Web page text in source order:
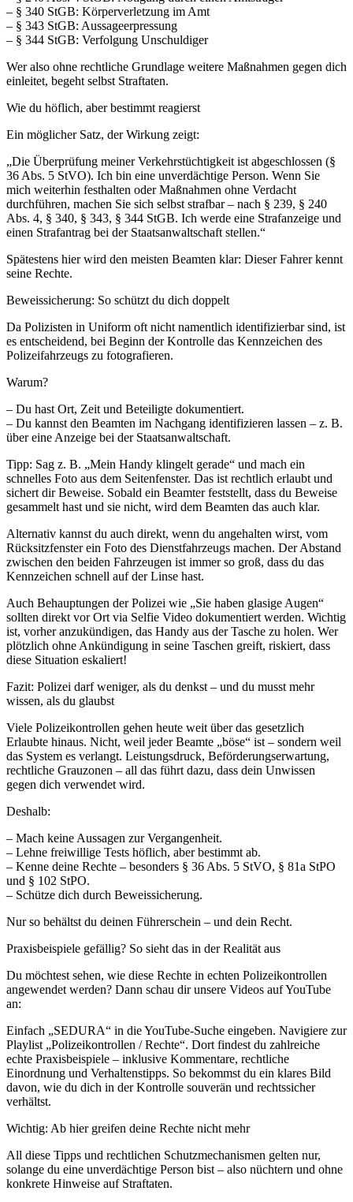
– § 340 StGB: Körperverletzung im Amt
– § 343 StGB: Aussageerpressung
– § 344 StGB: Verfolgung Unschuldiger
Wer also ohne rechtliche Grundlage weitere Maßnahmen gegen dich
einleitet, begeht selbst Straftaten.
Wie du höflich, aber bestimmt reagierst
Ein möglicher Satz, der Wirkung zeigt:
„Die Überprüfung meiner Verkehrstüchtigkeit ist abgeschlossen (§
36 Abs. 5 StVO). Ich bin eine unverdächtige Person. Wenn Sie
mich weiterhin festhalten oder Maßnahmen ohne Verdacht
durchführen, machen Sie sich selbst strafbar – nach § 239, § 240
Abs. 4, § 340, § 343, § 344 StGB. Ich werde eine Strafanzeige und
einen Strafantrag bei der Staatsanwaltschaft stellen.“
Spätestens hier wird den meisten Beamten klar: Dieser Fahrer kennt
seine Rechte.
Beweissicherung: So schützt du dich doppelt
Da Polizisten in Uniform oft nicht namentlich identifizierbar sind, ist
es entscheidend, bei Beginn der Kontrolle das Kennzeichen des
Polizeifahrzeugs zu fotografieren.
Warum?
– Du hast Ort, Zeit und Beteiligte dokumentiert.
– Du kannst den Beamten im Nachgang identifizieren lassen – z. B.
über eine Anzeige bei der Staatsanwaltschaft.
Tipp: Sag z. B. „Mein Handy klingelt gerade“ und mach ein
schnelles Foto aus dem Seitenfenster. Das ist rechtlich erlaubt und
sichert dir Beweise. Sobald ein Beamter feststellt, dass du Beweise
gesammelt hast und sie nicht, wird dem Beamten das auch klar.
Alternativ kannst du auch direkt, wenn du angehalten wirst, vom
Rücksitzfenster ein Foto des Dienstfahrzeugs machen. Der Abstand
zwischen den beiden Fahrzeugen ist immer so groß, dass du das
Kennzeichen schnell auf der Linse hast.
Auch Behauptungen der Polizei wie „Sie haben glasige Augen“
sollten direkt vor Ort via Selfie Video dokumentiert werden. Wichtig
ist, vorher anzukündigen, das Handy aus der Tasche zu holen. Wer
plötzlich ohne Ankündigung in seine Taschen greift, riskiert, dass
diese Situation eskaliert!
Fazit: Polizei darf weniger, als du denkst – und du musst mehr
wissen, als du glaubst
Viele Polizeikontrollen gehen heute weit über das gesetzlich
Erlaubte hinaus. Nicht, weil jeder Beamte „böse“ ist – sondern weil
das System es verlangt. Leistungsdruck, Beförderungserwartung,
rechtliche Grauzonen – all das führt dazu, dass dein Unwissen
gegen dich verwendet wird.
Deshalb:
– Mach keine Aussagen zur Vergangenheit.
– Lehne freiwillige Tests höflich, aber bestimmt ab.
– Kenne deine Rechte – besonders § 36 Abs. 5 StVO, § 81a StPO
und § 102 StPO.
– Schütze dich durch Beweissicherung.
Nur so behältst du deinen Führerschein – und dein Recht.
Praxisbeispiele gefällig? So sieht das in der Realität aus
Du möchtest sehen, wie diese Rechte in echten Polizeikontrollen
angewendet werden? Dann schau dir unsere Videos auf YouTube
an:
Einfach „SEDURA“ in die YouTube-Suche eingeben. Navigiere zur
Playlist „Polizeikontrollen / Rechte“. Dort findest du zahlreiche
echte Praxisbeispiele – inklusive Kommentare, rechtliche
Einordnung und Verhaltenstipps. So bekommst du ein klares Bild
davon, wie du dich in der Kontrolle souverän und rechtssicher
verhältst.
Wichtig: Ab hier greifen deine Rechte nicht mehr
All diese Tipps und rechtlichen Schutzmechanismen gelten nur,
solange du eine unverdächtige Person bist – also nüchtern und ohne
konkrete Hinweise auf Straftaten.